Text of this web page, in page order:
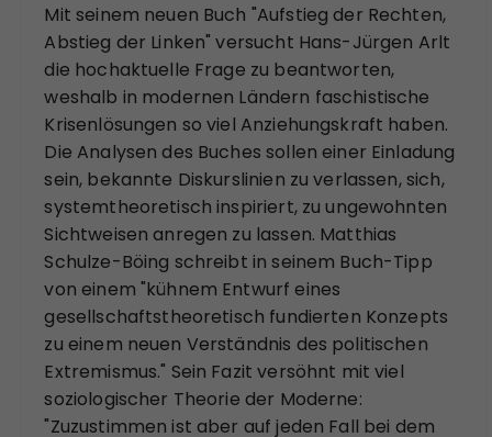
Mit seinem neuen Buch "Aufstieg der Rechten,
Abstieg der Linken" versucht Hans-Jürgen Arlt
die hochaktuelle Frage zu beantworten,
weshalb in modernen Ländern faschistische
Krisenlösungen so viel Anziehungskraft haben.
Die Analysen des Buches sollen einer Einladung
sein, bekannte Diskurslinien zu verlassen, sich,
systemtheoretisch inspiriert, zu ungewohnten
Sichtweisen anregen zu lassen. Matthias
Schulze-Böing schreibt in seinem Buch-Tipp
von einem "kühnem Entwurf eines
gesellschaftstheoretisch fundierten Konzepts
zu einem neuen Verständnis des politischen
Extremismus." Sein Fazit versöhnt mit viel
soziologischer Theorie der Moderne:
"Zuzustimmen ist aber auf jeden Fall bei dem